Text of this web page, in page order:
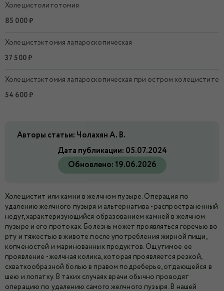
Холецистолитотомия
85 000 ₽
Холецистэктомия лапароскопическая
37 500 ₽
Холецистэктомия лапароскопическая при остром холецистите
54 600 ₽
Авторы статьи: Чолахян А. В.
Дата публикации: 05.07.2024
Обновлено: 19.06.2026
Холецистит или камни в желчном пузыре. Операция по
удалению желчного пузыря и альтернатива - распространенный
недуг, характеризующийся образованием камней в желчном
пузыре и его протоках. Болезнь может проявляться горечью во
рту и тяжестью в животе после употребления жирной пищи,
копченостей и маринованных продуктов. Ощутимое ее
проявление - желчная колика, которая проявляется резкой,
схваткообразной болью в правом подреберье, отдающейся в
шею и лопатку. В таких случаях врачи обычно проводят
операцию по удалению самого желчного пузыря. В нашей